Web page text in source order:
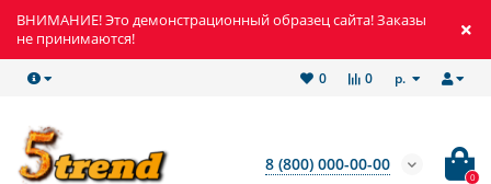
ВНИМАНИЕ! Это демонстрационный образец сайта! Заказы
не принимаются!
р.
0
0
8 (800) 000-00-00
0